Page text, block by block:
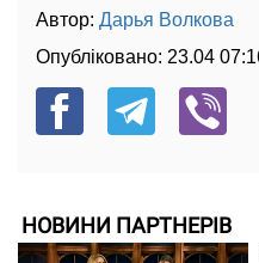
Автор: Дарья Волкова
Опубліковано: 23.04